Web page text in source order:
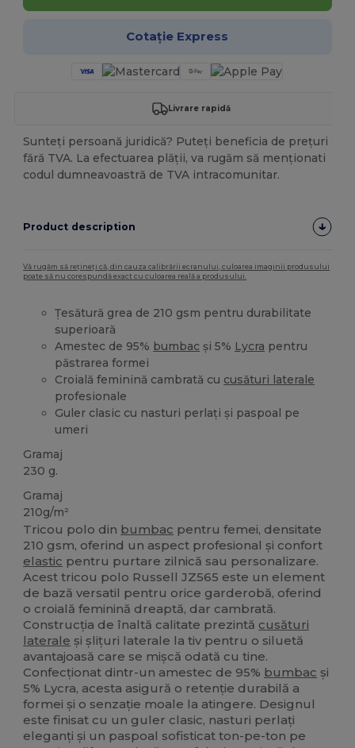
Cotație Express
Livrare rapidă
Sunteți persoană juridică? Puteți beneficia de prețuri
fără TVA. La efectuarea plății, va rugăm să menționati
codul dumneavoastră de TVA intracomunitar.
Product description
Vă rugăm să rețineți că, din cauza calibrării ecranului, culoarea imaginii produsului
poate să nu corespundă exact cu culoarea reală a produsului.
Țesătură grea de 210 gsm pentru durabilitate
superioară
Amestec de 95% bumbac și 5% Lycra pentru
păstrarea formei
Croială feminină cambrată cu cusături laterale
profesionale
Guler clasic cu nasturi perlați și paspoal pe
umeri
Gramaj
230 g.
Gramaj
210g/m²
Tricou polo din bumbac pentru femei, densitate
210 gsm, oferind un aspect profesional și confort
elastic pentru purtare zilnică sau personalizare.
Acest tricou polo Russell JZ565 este un element
de bază versatil pentru orice garderobă, oferind
o croială feminină dreaptă, dar cambrată.
Construcția de înaltă calitate prezintă cusături
laterale și șlițuri laterale la tiv pentru o siluetă
avantajoasă care se mișcă odată cu tine.
Confecționat dintr-un amestec de 95% bumbac și
5% Lycra, acesta asigură o retenție durabilă a
formei și o senzație moale la atingere. Designul
este finisat cu un guler clasic, nasturi perlați
eleganți și un paspoal sofisticat ton-pe-ton pe